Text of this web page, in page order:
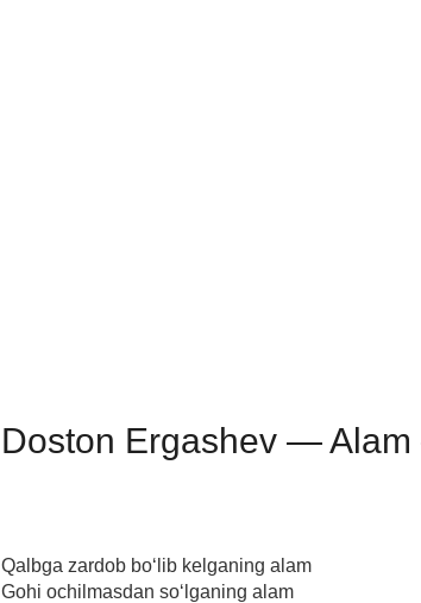
Doston Ergashev — Alam
Qalbga zardob bo‘lib kelganing alam
Gohi ochilmasdan so‘lganing alam